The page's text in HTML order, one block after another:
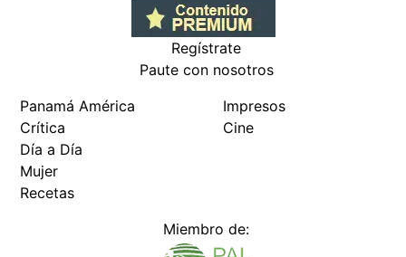
Regístrate
Paute con nosotros
Panamá América
Crítica
Día a Día
Mujer
Recetas
Impresos
Cine
Miembro de: